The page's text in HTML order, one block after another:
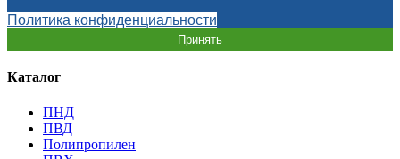
Политика конфиденциальности
Принять
Каталог
ПНД
ПВД
Полипропилен